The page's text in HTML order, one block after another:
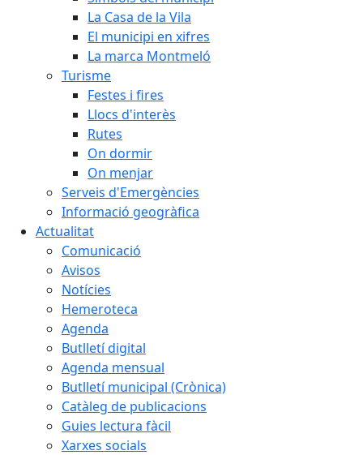
La Casa de la Vila
El municipi en xifres
La marca Montmeló
Turisme
Festes i fires
Llocs d'interès
Rutes
On dormir
On menjar
Serveis d'Emergències
Informació geogràfica
Actualitat
Comunicació
Avisos
Notícies
Hemeroteca
Agenda
Butlletí digital
Agenda mensual
Butlletí municipal (Crònica)
Catàleg de publicacions
Guies lectura fàcil
Xarxes socials